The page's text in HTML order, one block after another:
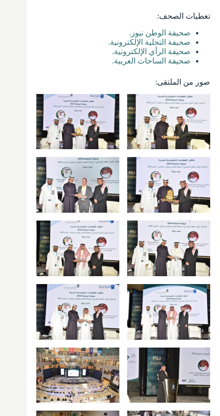
تغطيات الصحف:
صحيفة الوطن نيوز.
صحيفة التحلية الإلكترونية.
صحيفة الرأي الإلكترونية.
صحيفة الساحات العربية.
صور من الملتقى: